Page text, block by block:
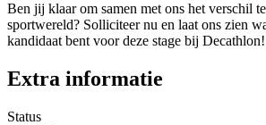
Ben jij klaar om samen met ons het verschil
sportwereld? Solliciteer nu en laat ons zien
kandidaat bent voor deze stage bij Decathlon!
Extra informatie
Status